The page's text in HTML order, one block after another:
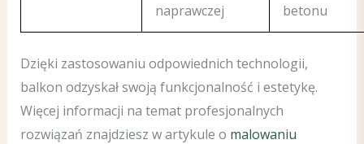
naprawczej
betonu
Dzięki zastosowaniu odpowiednich technologii,
balkon odzyskał swoją funkcjonalność i estetykę.
Więcej informacji na temat profesjonalnych
rozwiązań znajdziesz w artykule o malowaniu